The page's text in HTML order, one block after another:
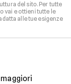
del sito. Per tutte
vai e ottieni tutte le
alle tue esigenze